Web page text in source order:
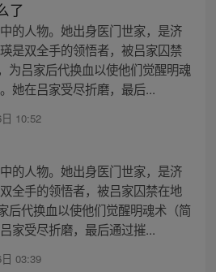
了
的人物。她出身医门世家，是济
是双全手的领悟者，被吕家囚禁
为吕家后代换血以使他们觉醒明魂
她在吕家受尽折磨，最后...
10:52
的人物。她出身医门世家，是济
全手的领悟者，被吕家囚禁在地
后代换血以使他们觉醒明魂术（简
家受尽折磨，最后通过摧...
03:39